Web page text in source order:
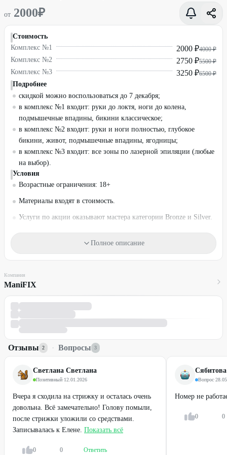
от 2000₽
Стоимость
Комплекс №1
2000 ₽4000 ₽
Комплекс №2 2750 ₽5500 ₽
Комплекс №3 3250 ₽6500 ₽
Подробнее
скидкой можно воспользоваться до 7 декабря;
в комплекс №1 входит: руки до локтя, ноги до колена,
подмышечные впадины, бикини классическое;
в комплекс №2 входит: руки и ноги полностью, глубокое
бикини, живот, подмышечные впадины, ягодницы;
в комплекс №3 входит: все зоны по лазерной эпиляции (любые
на выбор).
Условия
Возрастные ограничения: 18+
Материалы входят в стоимость.
Услуги по акции оказывают мастера категории Bronze и Silver.
Один промокод действует на одного человека.
Промокод можно использовать неограниченное количество раз.
WhatsApp
промокод из мобильной версии/приложения, или номер
промокода.
Стоимость оплачивается на месте.
Промокод не суммируется с другими действующими
предложениями компании.
ПРЕДУПРЕЖДАЕМ О НЕОБХОДИМОСТИ ПОЛУЧЕНИЯ
КОНСУЛЬТАЦИИ У ВРАЧА (СПЕЦИАЛИСТА) ПО
ПРОТИВОПОКАЗАНИЯМ.
Полное описание
Компания
ManiFIX
Отзывы 2 · Вопросы 3
Светлана Светлана
Позитивный·12.01.2026
Вчера я сходила на стрижку и осталась очень
довольна. Всё замечательно! Голову помыли,
после стрижки уложили со средствами.
Записывалась к Елене. Показать всё
0 0 Ответить
Вопрос·
Номер не
0 0